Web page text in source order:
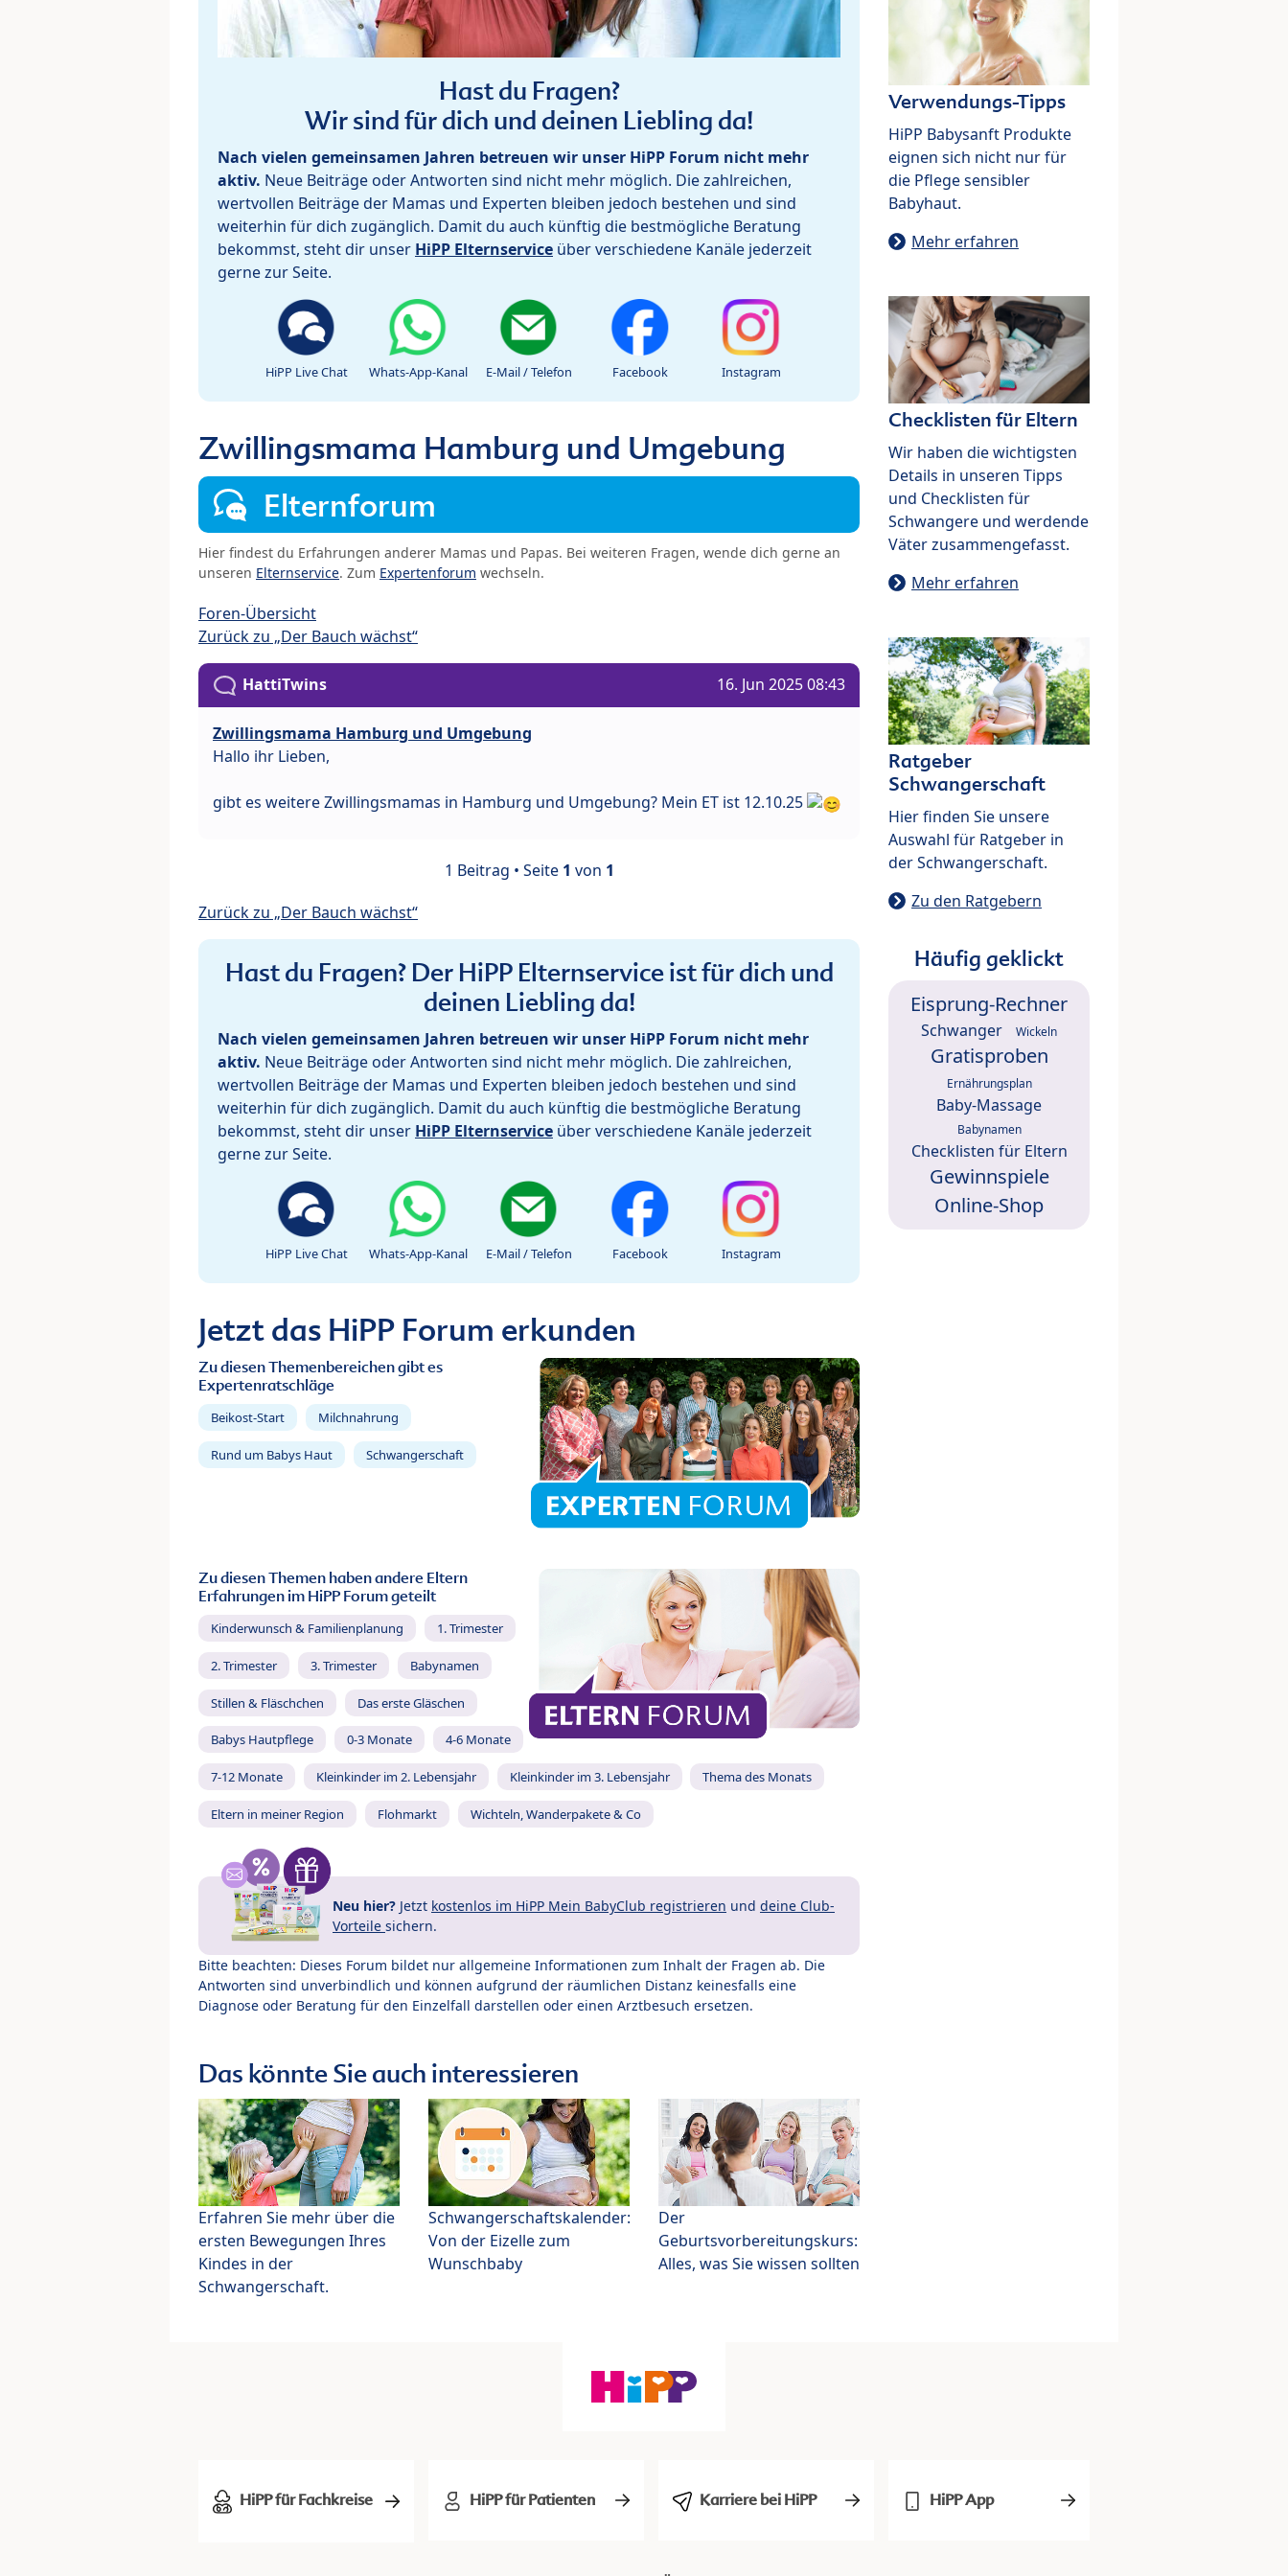
Hast du Fragen?
Wir sind für dich und deinen Liebling da!
Nach vielen gemeinsamen Jahren betreuen wir unser HiPP Forum nicht mehr
aktiv. Neue Beiträge oder Antworten sind nicht mehr möglich. Die zahlreichen,
wertvollen Beiträge der Mamas und Experten bleiben jedoch bestehen und sind
weiterhin für dich zugänglich. Damit du auch künftig die bestmögliche Beratung
bekommst, steht dir unser HiPP Elternservice über verschiedene Kanäle jederzeit
gerne zur Seite.
HiPP Live Chat Whats-App-Kanal E-Mail / Telefon Facebook Instagram
Zwillingsmama Hamburg und Umgebung
Elternforum
Hier findest du Erfahrungen anderer Mamas und Papas. Bei weiteren Fragen, wende dich gerne an
unseren Elternservice. Zum Expertenforum wechseln.
Foren-Übersicht
Zurück zu „Der Bauch wächst“
HattiTwins 16. Jun 2025 08:43
Zwillingsmama Hamburg und Umgebung
Hallo ihr Lieben,
gibt es weitere Zwillingsmamas in Hamburg und Umgebung? Mein ET ist 12.10.25
1 Beitrag • Seite 1 von 1
Zurück zu „Der Bauch wächst“
Hast du Fragen? Der HiPP Elternservice ist für dich und
deinen Liebling da!
Nach vielen gemeinsamen Jahren betreuen wir unser HiPP Forum nicht mehr
aktiv. Neue Beiträge oder Antworten sind nicht mehr möglich. Die zahlreichen,
wertvollen Beiträge der Mamas und Experten bleiben jedoch bestehen und sind
weiterhin für dich zugänglich. Damit du auch künftig die bestmögliche Beratung
bekommst, steht dir unser HiPP Elternservice über verschiedene Kanäle jederzeit
gerne zur Seite.
HiPP Live Chat Whats-App-Kanal E-Mail / Telefon Facebook Instagram
Jetzt das HiPP Forum erkunden
Zu diesen Themenbereichen gibt es
Expertenratschläge
Beikost-Start Milchnahrung
Rund um Babys Haut Schwangerschaft
Zu diesen Themen haben andere Eltern
Erfahrungen im HiPP Forum geteilt
Kinderwunsch & Familienplanung 1. Trimester
2. Trimester 3. Trimester Babynamen
Stillen & Fläschchen Das erste Gläschen
Babys Hautpflege 0-3 Monate 4-6 Monate
7-12 Monate Kleinkinder im 2. Lebensjahr Kleinkinder im 3. Lebensjahr Thema des Monats
Eltern in meiner Region Flohmarkt Wichteln, Wanderpakete & Co
Neu hier? Jetzt kostenlos im HiPP Mein BabyClub registrieren und deine Club-
Vorteile sichern.
Bitte beachten: Dieses Forum bildet nur allgemeine Informationen zum Inhalt der Fragen ab. Die
Antworten sind unverbindlich und können aufgrund der räumlichen Distanz keinesfalls eine
Diagnose oder Beratung für den Einzelfall darstellen oder einen Arztbesuch ersetzen.
Das könnte Sie auch interessieren
Erfahren Sie mehr über die
ersten Bewegungen Ihres
Kindes in der
Schwangerschaft.
Schwangerschaftskalender:
Von der Eizelle zum
Wunschbaby
Der
Geburtsvorbereitungskurs:
Alles, was Sie wissen sollten
Verwendungs-Tipps
HiPP Babysanft Produkte
eignen sich nicht nur für
die Pflege sensibler
Babyhaut.
Mehr erfahren
Checklisten für Eltern
Wir haben die wichtigsten
Details in unseren Tipps
und Checklisten für
Schwangere und werdende
Väter zusammengefasst.
Mehr erfahren
Ratgeber
Schwangerschaft
Hier finden Sie unsere
Auswahl für Ratgeber in
der Schwangerschaft.
Zu den Ratgebern
Häufig geklickt
Eisprung-Rechner
Schwanger Wickeln
Gratisproben
Ernährungsplan
Baby-Massage
Babynamen
Checklisten für Eltern
Gewinnspiele
Online-Shop
HiPP für Fachkreise HiPP für Patienten Karriere bei HiPP HiPP App